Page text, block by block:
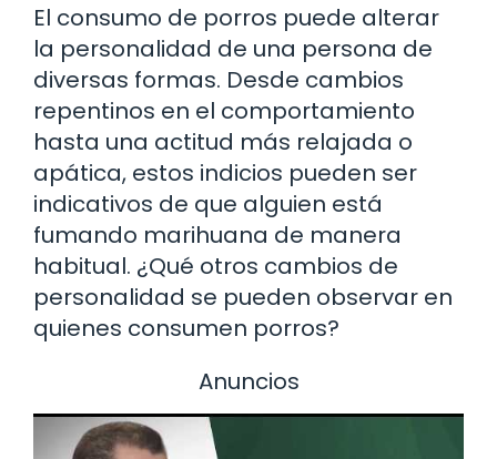
El consumo de porros puede alterar
la personalidad de una persona de
diversas formas. Desde cambios
repentinos en el comportamiento
hasta una actitud más relajada o
apática, estos indicios pueden ser
indicativos de que alguien está
fumando marihuana de manera
habitual. ¿Qué otros cambios de
personalidad se pueden observar en
quienes consumen porros?
Anuncios